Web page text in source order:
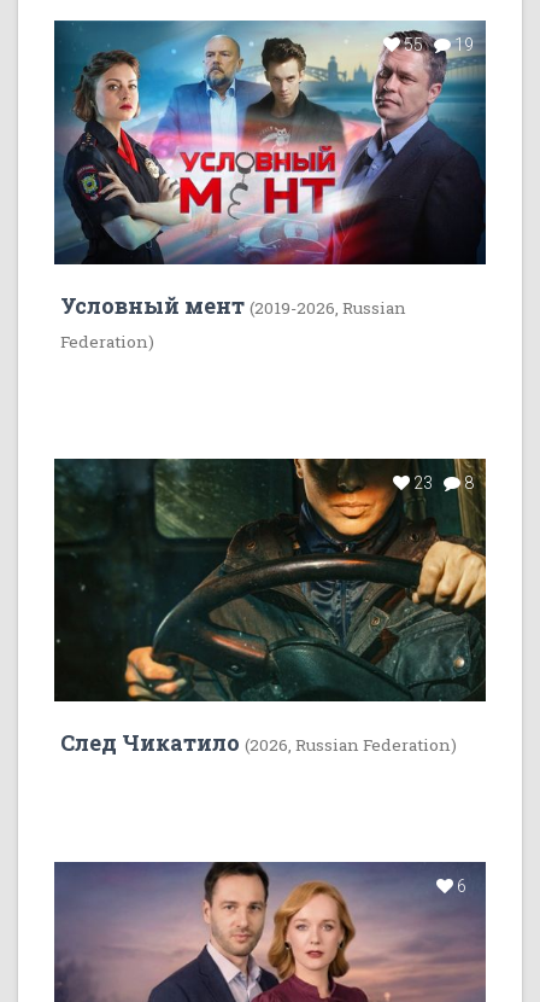
55 19
Условный мент (2019-2026, Russian
Federation)
23 8
След Чикатило (2026, Russian Federation)
6